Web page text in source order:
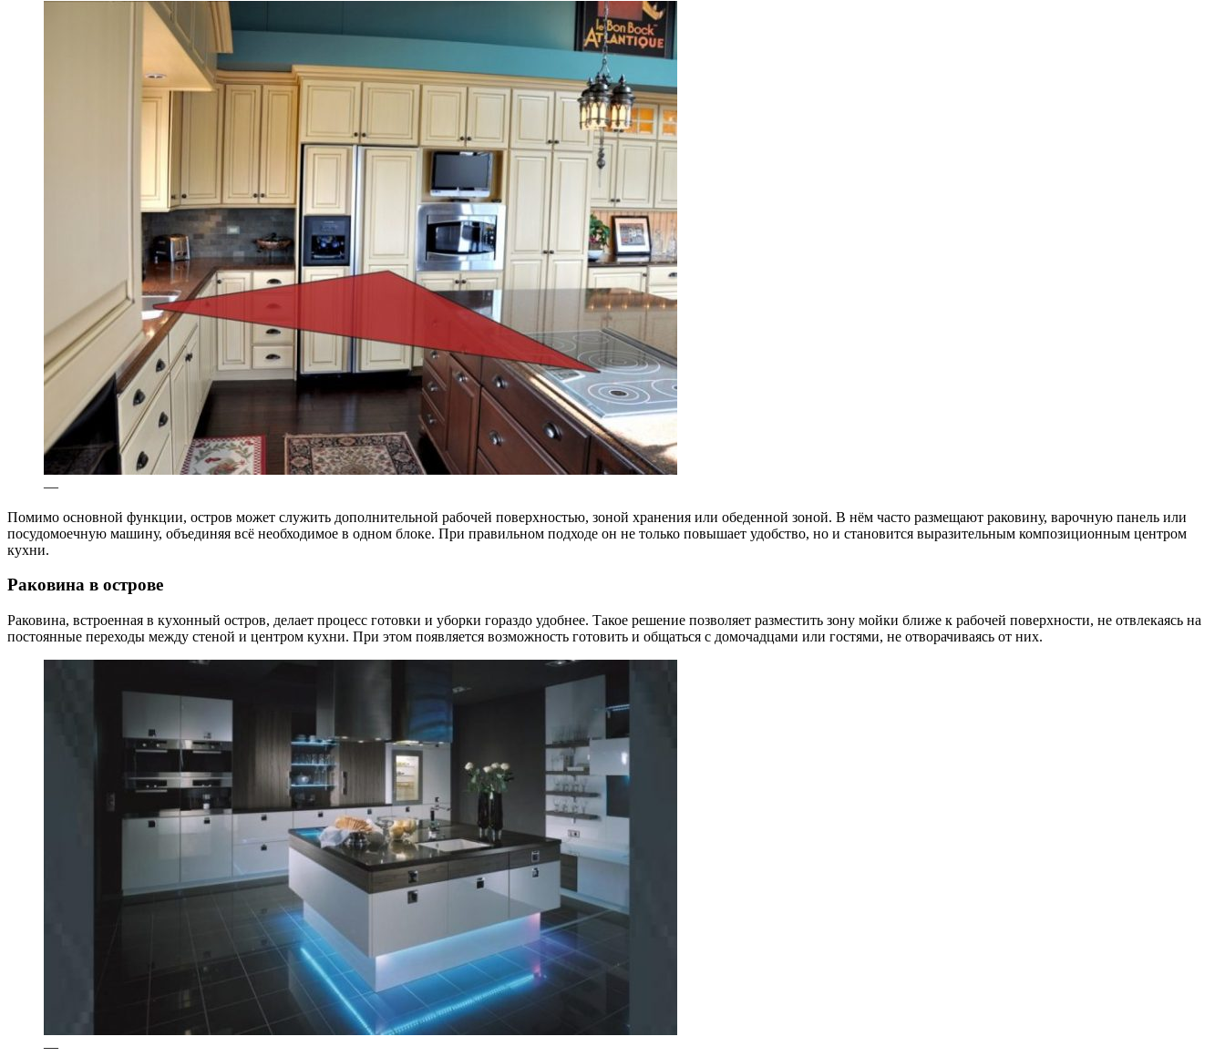
—
Помимо основной функции, остров может служить дополнительной рабочей поверхностью, зоной хранения или обеденной зоной. В нём часто размещают раковину, варочную панель или
посудомоечную машину, объединяя всё необходимое в одном блоке. При правильном подходе он не только повышает удобство, но и становится выразительным композиционным центром
кухни.
Раковина в острове
Раковина, встроенная в кухонный остров, делает процесс готовки и уборки гораздо удобнее. Такое решение позволяет разместить зону мойки ближе к рабочей поверхности, не отвлекаясь на
постоянные переходы между стеной и центром кухни. При этом появляется возможность готовить и общаться с домочадцами или гостями, не отворачиваясь от них.
—